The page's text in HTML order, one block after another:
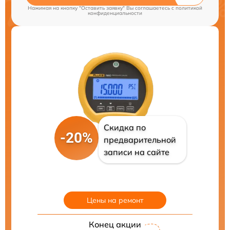
Нажимая на кнопку "Оставить заявку" Вы соглашаетесь cполитикой
конфиденциальности
-20%
Скидка по
предварительной
записи на сайте
Цены на ремонт
Конец акции